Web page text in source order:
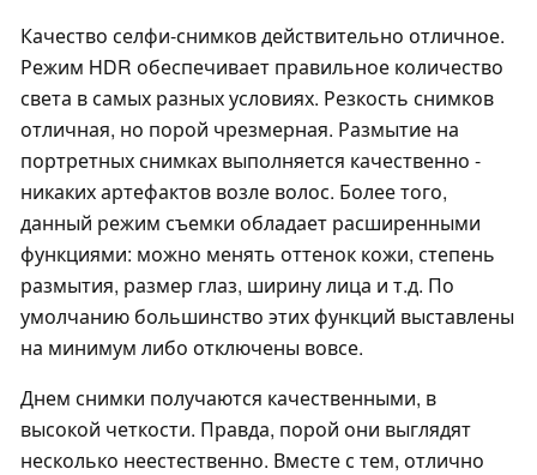
Качество селфи-снимков действительно отличное.
Режим HDR обеспечивает правильное количество
света в самых разных условиях. Резкость снимков
отличная, но порой чрезмерная. Размытие на
портретных снимках выполняется качественно -
никаких артефактов возле волос. Более того,
данный режим съемки обладает расширенными
функциями: можно менять оттенок кожи, степень
размытия, размер глаз, ширину лица и т.д. По
умолчанию большинство этих функций выставлены
на минимум либо отключены вовсе.
Днем снимки получаются качественными, в
высокой четкости. Правда, порой они выглядят
несколько неестественно. Вместе с тем, отлично